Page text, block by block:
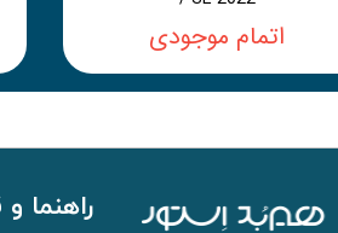
اتمام موجودی
راهنما